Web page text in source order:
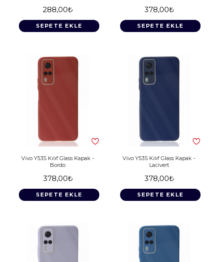
288,00₺
SEPETE EKLE
378,00₺
SEPETE EKLE
Vivo Y53S Kılıf Glass Kapak -
Bordo
378,00₺
SEPETE EKLE
Vivo Y53S Kılıf Glass Kapak -
Lacivert
378,00₺
SEPETE EKLE